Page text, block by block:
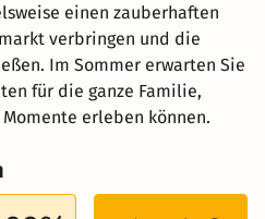
einen zauberhaften
verbringen und die
Im Sommer erwarten Sie
für die ganze Familie,
erleben können.